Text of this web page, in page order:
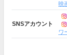
映
SNSアカウント
ワ